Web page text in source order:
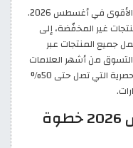
الأقوى في أغسطس 2026.
10% على المنتجات غير المخفّضة، إلى
طلب يشمل جميع المنتجات عبر
من أشهر العلامات
الفاخرة والاستفادة من خصومات اوناس الحصرية التي تصل حتى 50%
كيف تستخدم كود اوناس 2026 خطوة